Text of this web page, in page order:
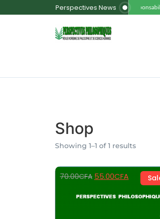
Perspectives News11. La
Shop
Showing 1–1 of 1 results
70.00CFA 55.00CFA